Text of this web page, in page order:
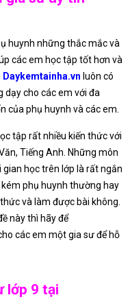
huynh những thắc mắc và
các em học tập tốt hơn và
Daykemtainha.vn luôn có
dạy cho các em với đa
của phụ huynh và các em.
tập rất nhiều kiến thức với
Tiếng Anh. Những môn
học trên lớp là rất ngắn
phụ huynh thường hay
và làm được bài không.
này thì hãy để
các em một gia sư để hỗ
lớp 9 tại